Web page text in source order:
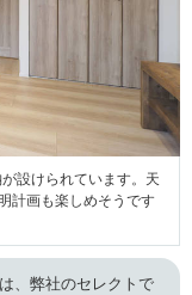
設けられています。天
計画も楽しめそうです
、弊社のセレクトで